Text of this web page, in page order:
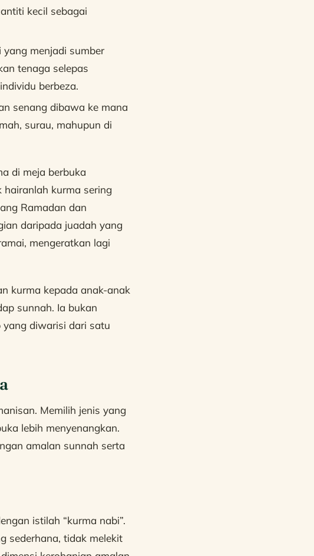
kecil sebagai
menjadi sumber
tenaga selepas
berbeza.
senang dibawa ke mana
surau, mahupun di
di meja berbuka
hairanlah kurma sering
Ramadan dan
daripada juadah yang
mengeratkan lagi
kurma kepada anak-anak
sunnah. Ia bukan
yang diwarisi dari satu
Memilih jenis yang
lebih menyenangkan.
amalan sunnah serta
istilah “kurma nabi”.
sederhana, tidak melekit